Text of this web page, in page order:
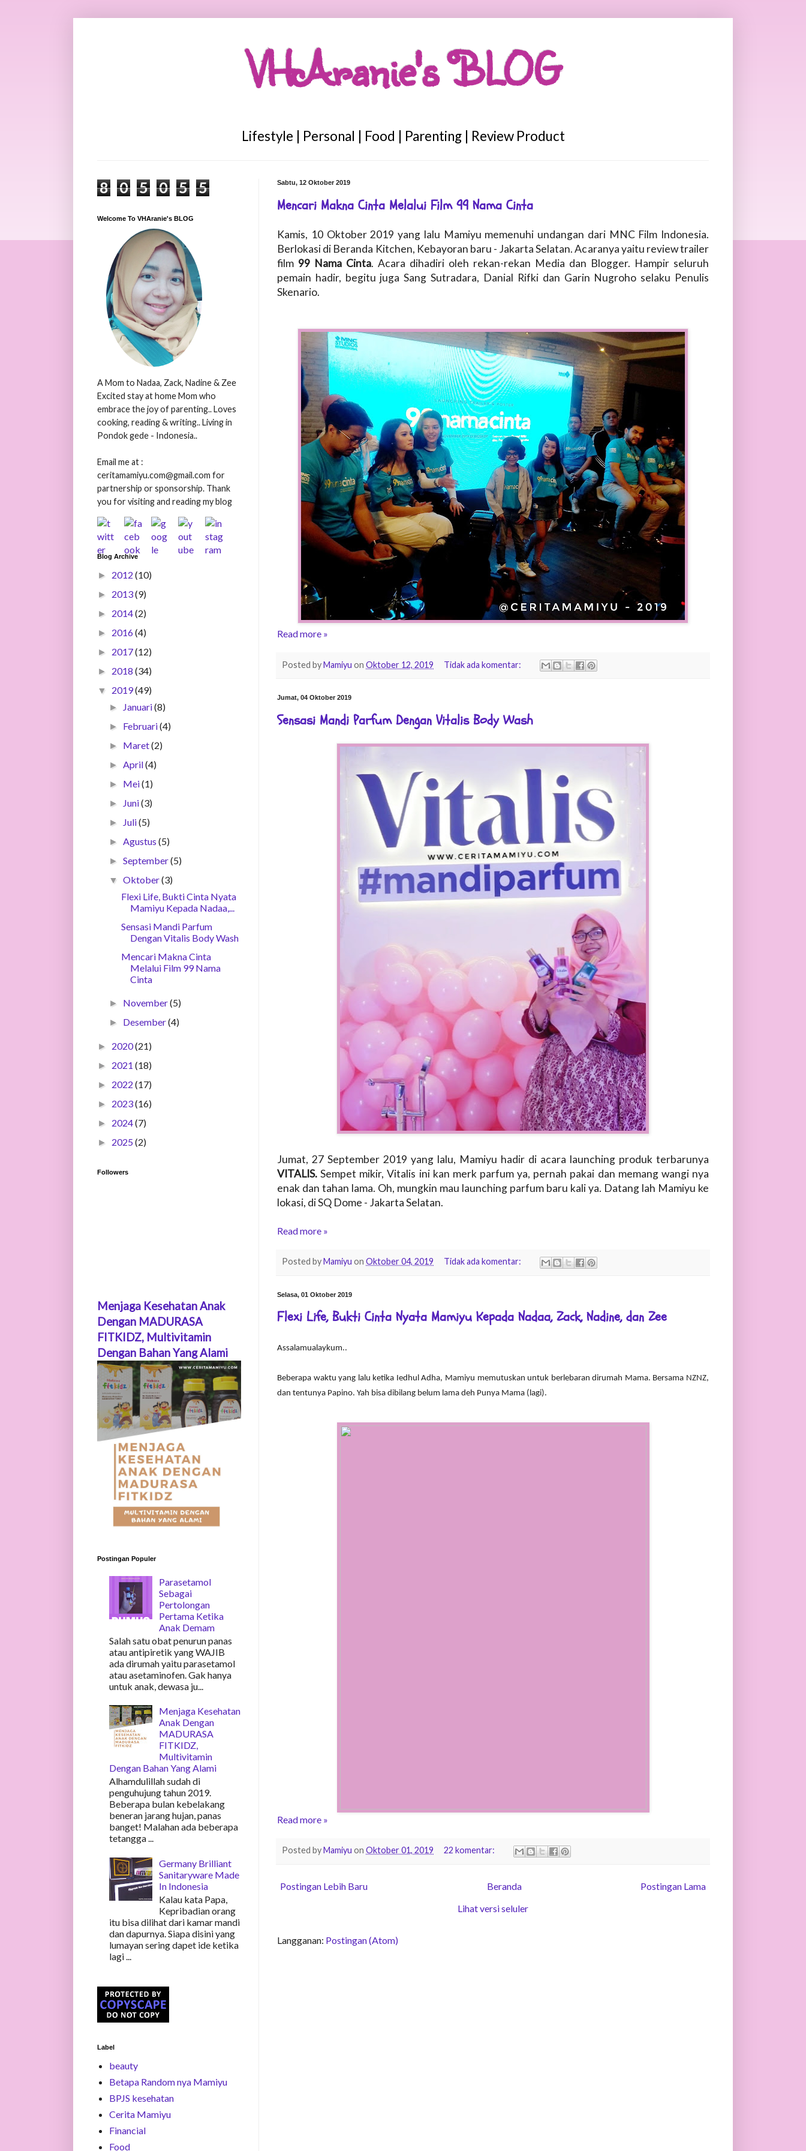
VHAranie's BLOG
Lifestyle | Personal | Food | Parenting | Review Product
Sabtu, 12 Oktober 2019
Mencari Makna Cinta Melalui Film 99 Nama Cinta
Kamis, 10 Oktober 2019 yang lalu Mamiyu memenuhi undangan dari MNC Film Indonesia.
Berlokasi di Beranda Kitchen, Kebayoran baru - Jakarta Selatan. Acaranya yaitu review trailer
film 99 Nama Cinta. Acara dihadiri oleh rekan-rekan Media dan Blogger. Hampir seluruh
pemain hadir, begitu juga Sang Sutradara, Danial Rifki dan Garin Nugroho selaku Penulis
Skenario.
Read more »
Posted byMamiyu on Oktober 12, 2019 Tidak ada komentar:
Jumat, 04 Oktober 2019
Sensasi Mandi Parfum Dengan Vitalis Body Wash
Jumat, 27 September 2019 yang lalu, Mamiyu hadir di acara launching produk terbarunya
VITALIS.Sempet mikir, Vitalis ini kan merk parfum ya, pernah pakai dan memang wangi nya
enak dan tahan lama. Oh, mungkin mau launching parfum baru kali ya. Datang lah Mamiyu ke
lokasi, di SQ Dome - Jakarta Selatan.
Read more »
Posted byMamiyu on Oktober 04, 2019 Tidak ada komentar:
Selasa, 01 Oktober 2019
Flexi Life, Bukti Cinta Nyata Mamiyu Kepada Nadaa, Zack, Nadine, dan Zee
Assalamualaykum..
Beberapa waktu yang lalu ketika Iedhul Adha, Mamiyu memutuskan untuk berlebaran dirumah Mama. Bersama NZNZ,
dan tentunya Papino. Yah bisa dibilang belum lama deh Punya Mama (lagi).
Read more »
Posted byMamiyu on Oktober 01, 2019 22 komentar:
Postingan Lebih Baru Postingan Lama
Beranda
Lihat versi seluler
Langganan: Postingan (Atom)
8 0 5 0 5 5
Welcome To VHAranie's BLOG
A Mom to Nadaa, Zack, Nadine & Zee
Excited stay at home Mom who
embrace the joy of parenting.. Loves
cooking, reading & writing.. Living in
Pondok gede - Indonesia..
Email me at :
ceritamamiyu.com@gmail.com for
partnership or sponsorship. Thank
you for visiting and reading my blog
Blog Archive
► 2012 (10)
► 2013(9)
► 2014(2)
► 2016(4)
► 2017(12)
► 2018 (34)
▼ 2019(49)
► Januari(8)
► Februari(4)
► Maret(2)
►April(4)
► Mei(1)
► Juni(3)
► Juli(5)
►Agustus(5)
►September(5)
▼Oktober(3)
Flexi Life, Bukti Cinta Nyata
Mamiyu Kepada Nadaa,...
Sensasi Mandi Parfum
Dengan Vitalis Body Wash
Mencari Makna Cinta
Melalui Film 99 Nama
Cinta
► November(5)
► Desember(4)
► 2020(21)
► 2021 (18)
► 2022 (17)
► 2023(16)
► 2024(7)
► 2025(2)
Followers
Menjaga Kesehatan Anak
Dengan MADURASA
FITKIDZ, Multivitamin
Dengan Bahan Yang Alami
Postingan Populer
Parasetamol
Sebagai
Pertolongan
Pertama Ketika
Anak Demam
Salah satu obat penurun panas
atau antipiretik yang WAJIB
ada dirumah yaitu parasetamol
atau asetaminofen. Gak hanya
untuk anak, dewasa ju...
Menjaga Kesehatan
Anak Dengan
MADURASA
FITKIDZ,
Multivitamin
Dengan Bahan Yang Alami
Alhamdulillah sudah di
penguhujung tahun 2019.
Beberapa bulan kebelakang
beneran jarang hujan, panas
banget! Malahan ada beberapa
tetangga ...
Germany Brilliant
Sanitaryware Made
In Indonesia
Kalau kata Papa,
Kepribadian orang
itu bisa dilihat dari kamar mandi
dan dapurnya. Siapa disini yang
lumayan sering dapet ide ketika
lagi ...
Label
beauty
Betapa Random nya Mamiyu
BPJS kesehatan
Cerita Mamiyu
Financial
Food